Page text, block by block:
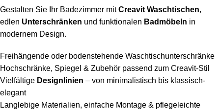
Gestalten Sie Ihr Badezimmer mitCreavit Waschtischen,
edlen Unterschränken und funktionalen Badmöbeln in
modernem Design.
Freihängende oder bodenstehende Waschtischunterschränke
Hochschränke, Spiegel & Zubehör passend zum Creavit-Stil
Vielfältige Designlinien – von minimalistisch bis klassisch-
elegant
Langlebige Materialien, einfache Montage & pflegeleichte